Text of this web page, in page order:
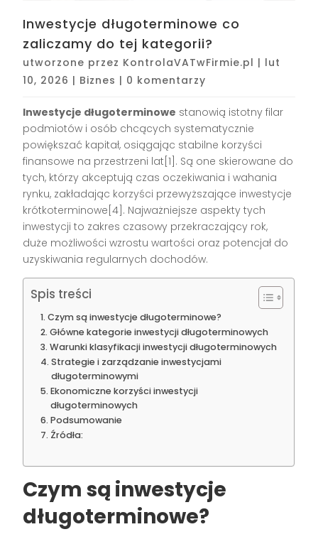
Inwestycje długoterminowe co
zaliczamy do tej kategorii?
utworzone przez KontrolaVATwFirmie.pl | lut
10, 2026 | Biznes | 0 komentarzy
Inwestycje długoterminowe stanowią istotny filar
podmiotów i osób chcących systematycznie
powiększać kapitał, osiągając stabilne korzyści
finansowe na przestrzeni lat[1]. Są one skierowane do
tych, którzy akceptują czas oczekiwania i wahania
rynku, zakładając korzyści przewyższające inwestycje
krótkoterminowe[4]. Najważniejsze aspekty tych
inwestycji to zakres czasowy przekraczający rok,
duże możliwości wzrostu wartości oraz potencjał do
uzyskiwania regularnych dochodów.
Spis treści
Czym są inwestycje długoterminowe?
Główne kategorie inwestycji długoterminowych
Warunki klasyfikacji inwestycji długoterminowych
Strategie i zarządzanie inwestycjami
długoterminowymi
Ekonomiczne korzyści inwestycji
długoterminowych
Podsumowanie
Źródła:
Czym są inwestycje
długoterminowe?